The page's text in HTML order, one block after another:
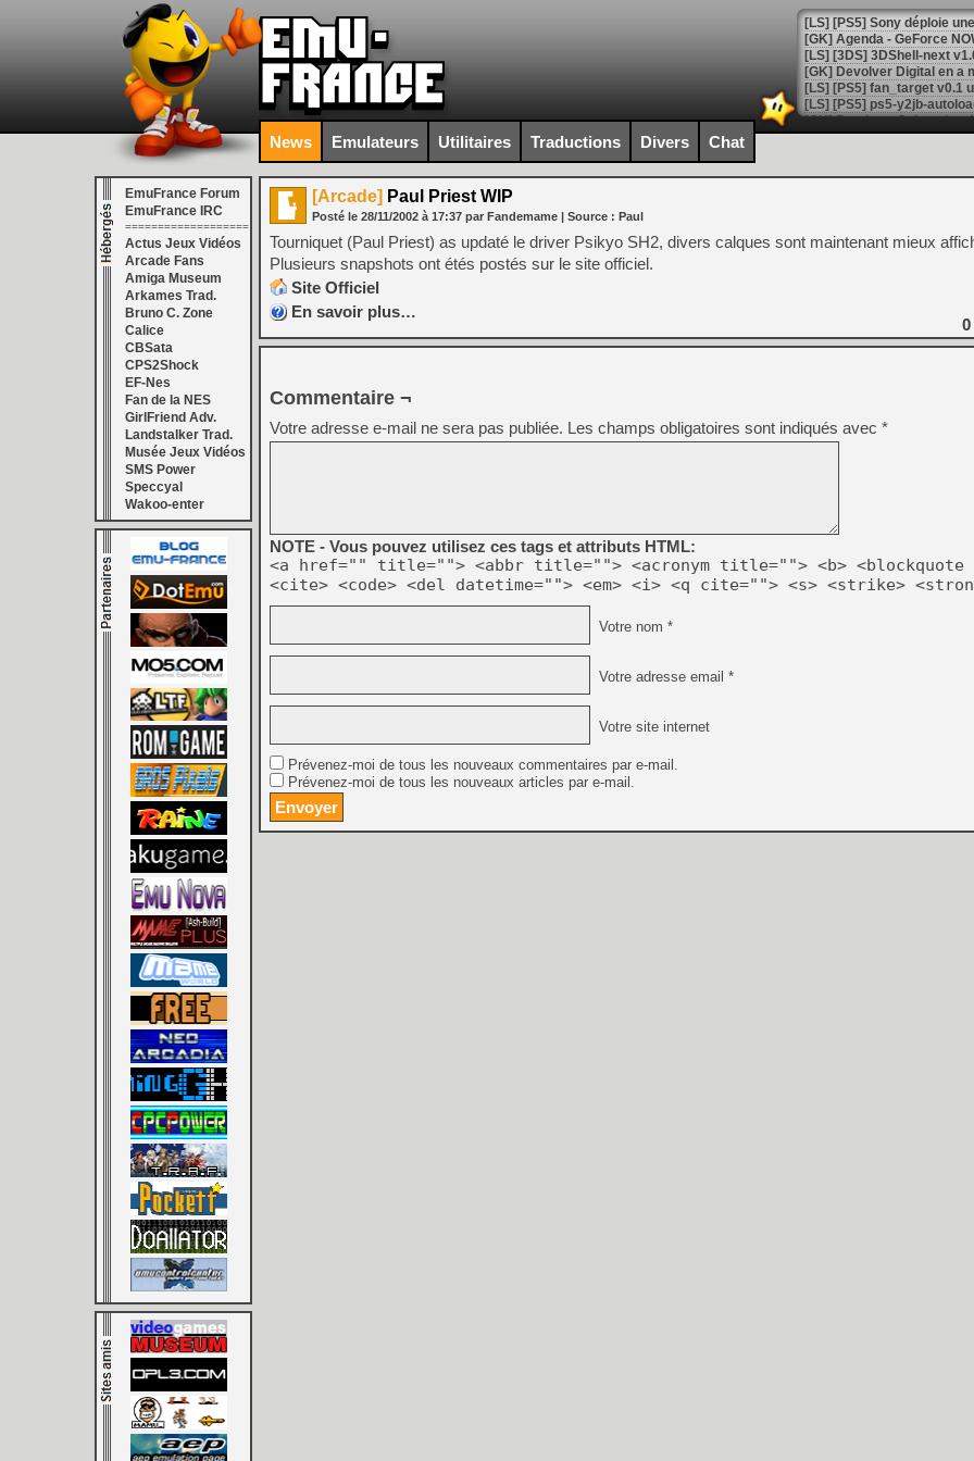
[GK] Agenda - GeForce
[GK] Devolver Digital en a
[LS] [PS5] ps5-y2jb-
[GK] Pourquoi Marvel
[GK] Test : Restory : Chill
[GK] GTA 6 : Rockstar
[GK] Hot Wheels Infinite
[GK] Mémoire cash -
[GK] Résultats Nintendo :
[GK] Déjà des
[Mo5] Brickboy cherche à
[GK] Minecraft et ses «
[GK] Beast of
[GK] Ubisoft : fin de partie
[GK] Mémoire cash -
[GK] Dan Houser (GTA)
[GK] Comment EA Sports
[GK] Crimson Moon : un
[GK] Isle of Reveries : le
[GK] Moonlighter 2 : The
[GK] Capcom relance
[Mo5] Deux inédits du
[GK] Le beat'em up The
[GK] Endless Legend 2 :
[LS] [PS5] Le WebKit
[GK] Oubliez Crazy Taxi,
[LS] [Switch] NSZ 5.0.0
[GK] No More Room in
News Emulateurs Utilitaires Traductions Divers Chat
EmuFrance Forum
EmuFrance IRC
===================
Actus Jeux Vidéos
Arcade Fans
Amiga Museum
Arkames Trad.
Bruno C. Zone
Calice
CBSata
CPS2Shock
EF-Nes
Fan de la NES
GirlFriend Adv.
Landstalker Trad.
Musée Jeux Vidéos
SMS Power
Speccyal
Wakoo-enter
[Arcade] Paul Priest WIP
Posté le 28/11/2002 à 17:37 par Fandemame | Source : Paul
Tourniquet (Paul Priest) as updaté le driver Psikyo SH2, divers calques sont maintenant mieux
Plusieurs snapshots ont étés postés sur le site officiel.
Site Officiel
En savoir plus…
0
Commentaire ¬
Votre adresse e-mail ne sera pas publiée. Les champs obligatoires sont indiqués avec *
NOTE - Vous pouvez utilisez ces tags et attributs HTML:
<a href="" title=""> <abbr title=""> <acronym title=""> <b> <blockquote
<cite> <code> <del datetime=""> <em> <i> <q cite=""> <s> <strike>
Votre nom *
Votre adresse email *
Votre site internet
Prévenez-moi de tous les nouveaux commentaires par e-mail.
Prévenez-moi de tous les nouveaux articles par e-mail.